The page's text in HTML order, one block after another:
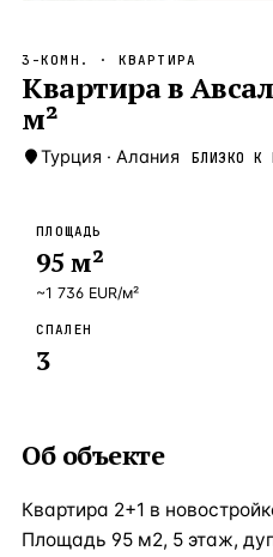
Новороссийск — Локация
Стамбул
Анталия
ЧАСТО ИЩУТ
Турция
3-КОМН. · КВАРТИРА
Квартира в
м²
Турция · Алания БЛИЗКО К
ПЛОЩАДЬ
95 м²
~1 736 EUR/м²
СПАЛЕН
3
Об объекте
Квартира 2+1 в
Площадь 95 м2, 5 этаж,